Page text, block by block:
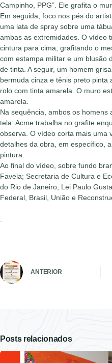
Campinho, PPG”. Ele grafita o
Em seguida, foco nos pés do
uma lata de spray sobre uma
ambas as extremidades. O vídeo
cintura para cima, grafitando o
com estampa militar e um blusão
de tinta. A seguir, um homem
bermuda cinza e tênis preto
rolo com tinta amarela. O muro
amarela.
Na sequência, ambos os homens
tela: Acme trabalha no grafite
observa. O vídeo corta mais uma
detalhes da obra, em específico,
pintura.
Ao final do vídeo, sobre fundo
Favela; Secretaria de Cultura e
do Rio de Janeiro, Lei Paulo
Federal, Brasil, União e
ANTERIOR
Posts relacionados